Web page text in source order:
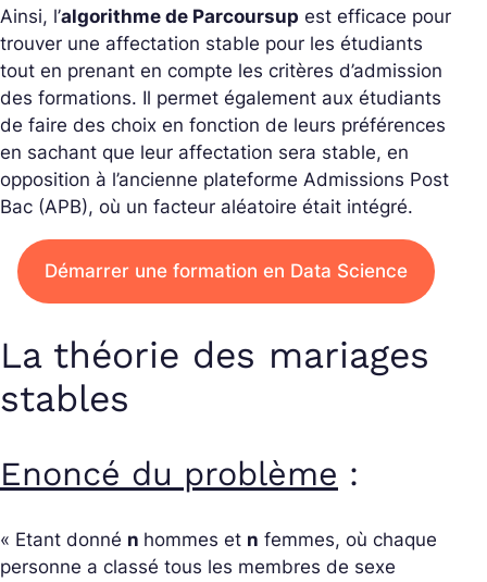
Ainsi, l’algorithme de Parcoursup est efficace pour
trouver une affectation stable pour les étudiants
tout en prenant en compte les critères d’admission
des formations. Il permet également aux étudiants
de faire des choix en fonction de leurs préférences
en sachant que leur affectation sera stable, en
opposition à l’ancienne plateforme Admissions Post
Bac (APB), où un facteur aléatoire était intégré.
Démarrer une formation en Data Science
La théorie des mariages
stables
Enoncé du problème :
« Etant donné n hommes et n femmes, où chaque
personne a classé tous les membres de sexe